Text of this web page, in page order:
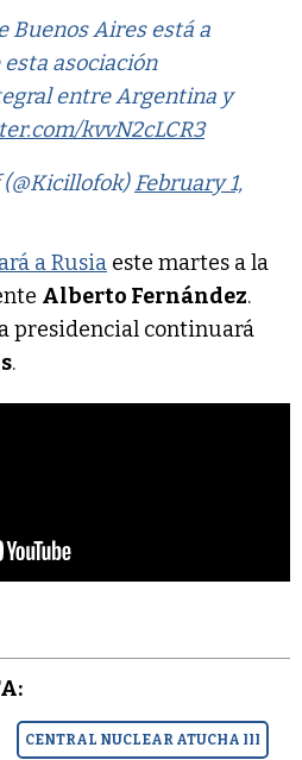
Buenos Aires está a
asociación
entre Argentina y
kvvN2cLCR3
February 1,
a Rusia este martes a la
Alberto Fernández.
presidencial continuará
.
CENTRAL NUCLEAR ATUCHA III